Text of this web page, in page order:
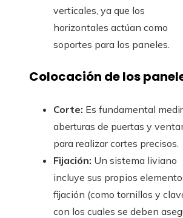
verticales, ya que los
horizontales actúan como
soportes para los paneles.
Colocación de los
Corte: Es fundamental
aberturas de puertas y
para realizar cortes precisos.
Fijación: Un sistema liviano
incluye sus propios
fijación (como tornillos y
con los cuales se deben